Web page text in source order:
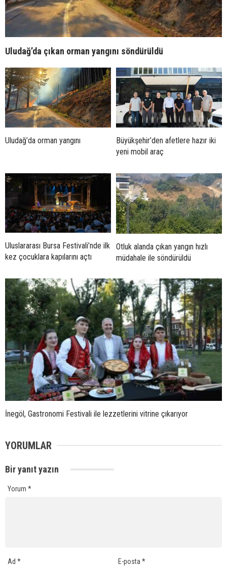
Uludağ’da çıkan orman yangını söndürüldü
Uludağ’da orman yangını
Büyükşehir’den afetlere hazır iki
yeni mobil araç
Uluslararası Bursa Festivali’nde ilk
kez çocuklara kapılarını açtı
Otluk alanda çıkan yangın hızlı
müdahale ile söndürüldü
İnegöl, Gastronomi Festivali ile lezzetlerini vitrine çıkarıyor
YORUMLAR
Bir yanıt yazın
Yorum *
Ad * E-posta*